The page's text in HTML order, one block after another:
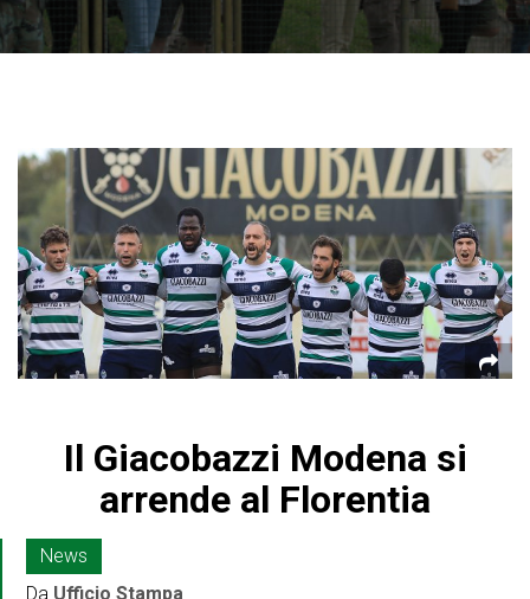
Il Giacobazzi Modena si
arrende al Florentia
News
Da Ufficio Stampa